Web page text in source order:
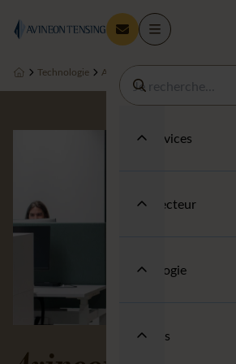
Nos Services
Votre secteur
Technologie
A propos
Technologie A propos